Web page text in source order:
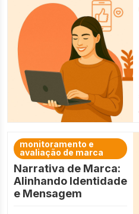
monitoramento e
avaliação de marca
Narrativa de Marca:
Alinhando Identidade
e Mensagem